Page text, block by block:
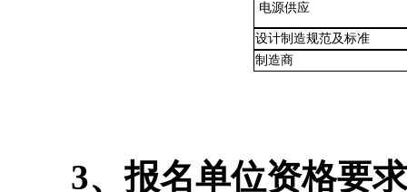
电源供应
设计制造规范及标准
制造商
3、报名单位资格要求